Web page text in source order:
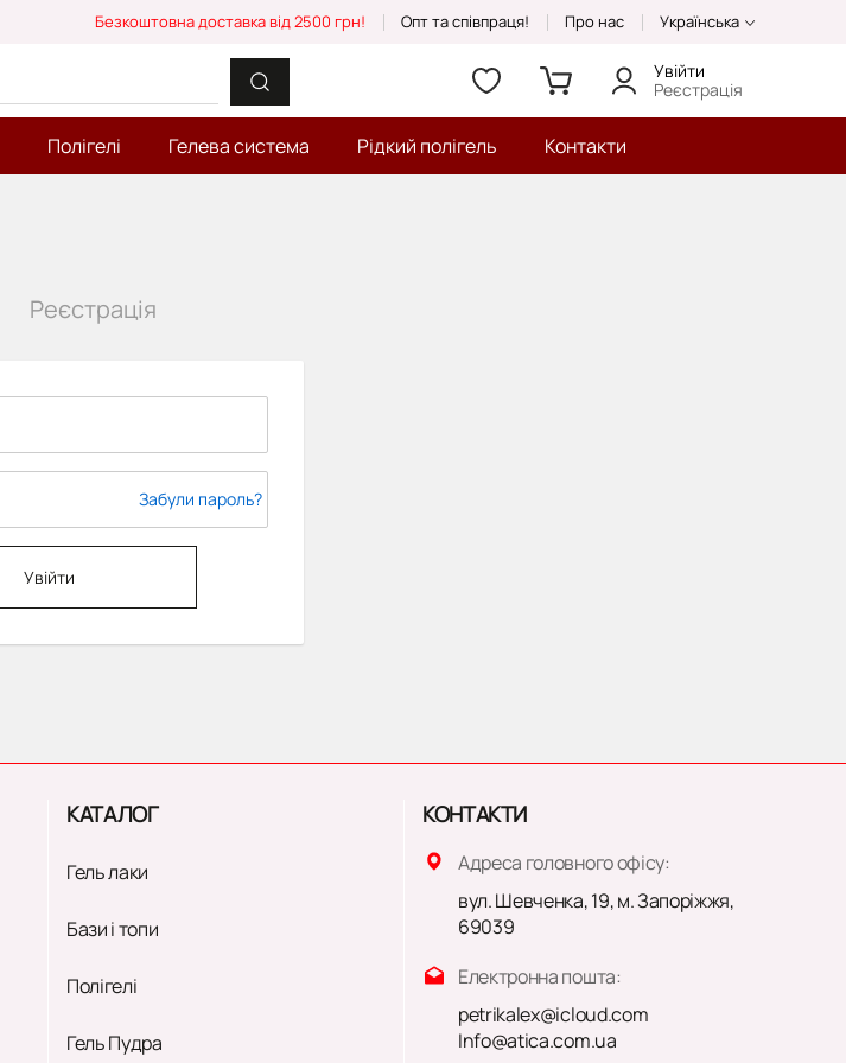
Безкоштовна доставка від 2500 грн! Опт та співпраця! Про нас Українська
Увійти
Реєстрація
Полігелі Гелева система Рідкий полігель Контакти
Реєстрація
Забули пароль?
Увійти
КАТАЛОГ
Гель лаки
Бази і топи
Полігелі
Гель Пудра
КОНТАКТИ
Адреса головного офісу:
вул. Шевченка, 19, м. Запоріжжя,
69039
Електронна пошта:
petrikalex@icloud.com
Info@atica.com.ua